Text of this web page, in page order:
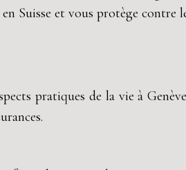
Suisse et vous protège contre
pratiques de la vie à